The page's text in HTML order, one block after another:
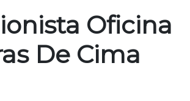
Oficina
De Cima